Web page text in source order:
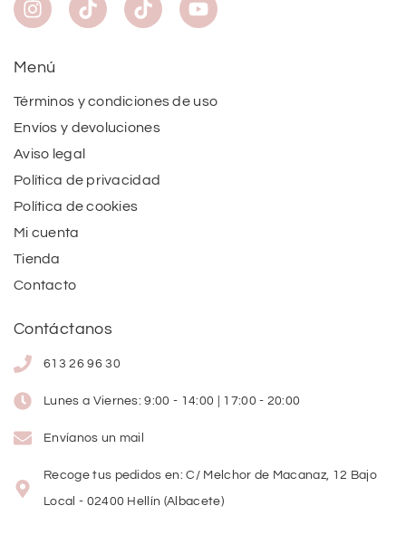
Menú
Términos y condiciones de uso
Envíos y devoluciones
Aviso legal
Política de privacidad
Política de cookies
Mi cuenta
Tienda
Contacto
Contáctanos
613 26 96 30
Lunes a Viernes: 9:00 - 14:00 | 17:00 - 20:00
Envíanos un mail
Recoge tus pedidos en: C/ Melchor de Macanaz, 12 Bajo
Local - 02400 Hellín (Albacete)